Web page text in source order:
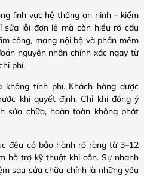
lĩnh vực hệ thống an ninh – kiểm
sửa lỗi đơn lẻ mà còn hiểu rõ cấu
công, mạng nội bộ và phần mềm
nguyên nhân chính xác ngay từ
phí.
tính phí. Khách hàng được
khi quyết định. Chỉ khi đồng ý
sửa chữa, hoàn toàn không phát
đều có bảo hành rõ ràng từ 3–12
hỗ trợ kỹ thuật khi cần. Sự nhanh
sau sửa chữa chính là những yếu